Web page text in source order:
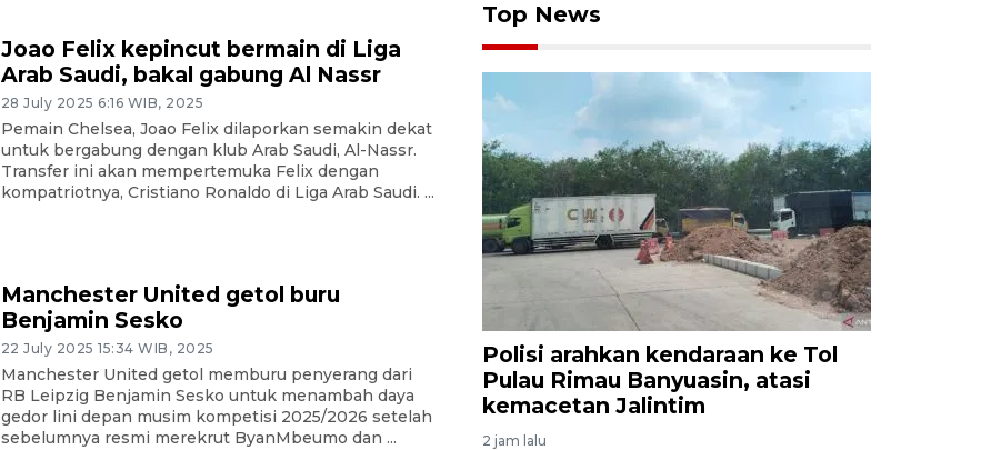
Joao Felix kepincut bermain di Liga
Arab Saudi, bakal gabung Al Nassr
28 July 2025 6:16 WIB, 2025
Pemain Chelsea, Joao Felix dilaporkan semakin dekat
untuk bergabung dengan klub Arab Saudi, Al-Nassr.
Transfer ini akan mempertemuka Felix dengan
kompatriotnya, Cristiano Ronaldo di Liga Arab Saudi. ...
Manchester United getol buru
Benjamin Sesko
22 July 2025 15:34 WIB, 2025
Manchester United getol memburu penyerang dari
RB Leipzig Benjamin Sesko untuk menambah daya
gedor lini depan musim kompetisi 2025/2026 setelah
sebelumnya resmi merekrut ByanMbeumo dan ...
Top News
Polisi arahkan kendaraan ke Tol
Pulau Rimau Banyuasin, atasi
kemacetan Jalintim
2 jam lalu